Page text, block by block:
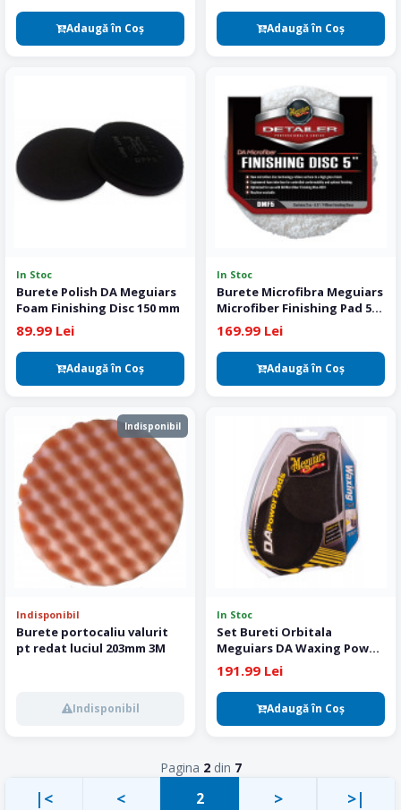
Adaugă în Coş Adaugă în Coş
In Stoc
Burete Polish DA Meguiars
Foam Finishing Disc 150 mm
89.99 Lei
Adaugă în Coş
In Stoc
Burete Microfibra Meguiars
Microfiber Finishing Pad 5
Inch 2 buc
169.99 Lei
Adaugă în Coş
Indisponibil
Indisponibil
Burete portocaliu valurit
pt redat luciul 203mm 3M
Indisponibil
In Stoc
Set Bureti Orbitala
Meguiars DA Waxing Power
Pads
191.99 Lei
Adaugă în Coş
Pagina 2din 7
|< < 2 > >|